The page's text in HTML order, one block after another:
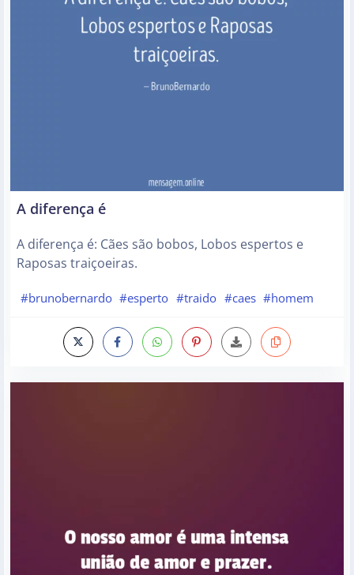
A diferença é
A diferença é: Cães são bobos, Lobos espertos e
Raposas traiçoeiras.
#brunobernardo #esperto #traido #caes #homem